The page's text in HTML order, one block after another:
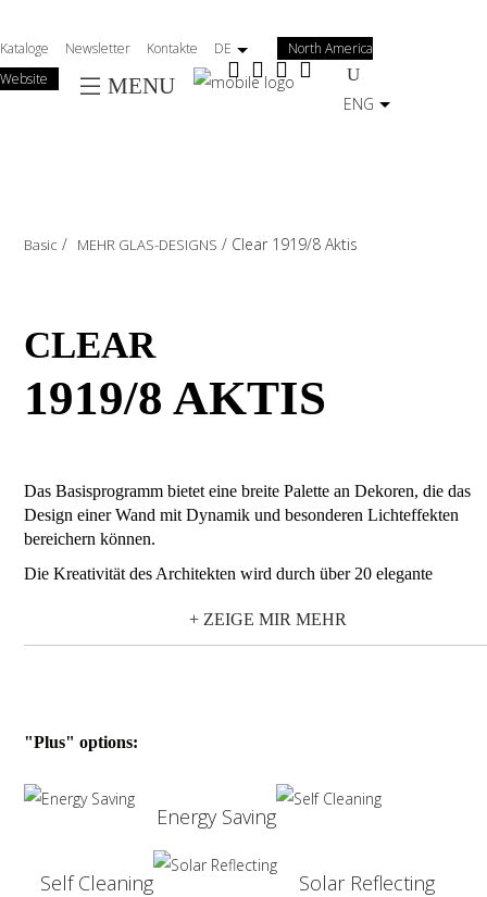
al
contenuto
Kataloge Newsletter Kontakte DE
North America
Website
MENU
ENG
Basic / MEHR GLAS-DESIGNS / Clear 1919/8 Aktis
CLEAR
1919/8 AKTIS
Das Basisprogramm bietet eine breite Palette an Dekoren, die das
Design einer Wand mit Dynamik und besonderen Lichteffekten
bereichern können.
Die Kreativität des Architekten wird durch über 20 elegante
den gewellten und glatten Basis-Glassteinen kombinieren lassen.
+ ZEIGE MIR MEHR
"Plus" options:
Energy Saving
Self Cleaning Solar Reflecting